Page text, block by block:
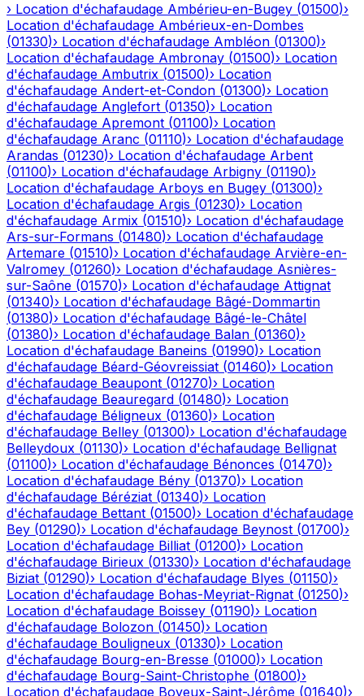
› Location d'échafaudage Ambérieu-en-Bugey (01500)›
Location d'échafaudage Ambérieux-en-Dombes
(01330)› Location d'échafaudage Ambléon (01300)›
Location d'échafaudage Ambronay (01500)› Location
d'échafaudage Ambutrix (01500)› Location
d'échafaudage Andert-et-Condon (01300)› Location
d'échafaudage Anglefort (01350)› Location
d'échafaudage Apremont (01100)› Location
d'échafaudage Aranc (01110)› Location d'échafaudage
Arandas (01230)› Location d'échafaudage Arbent
(01100)› Location d'échafaudage Arbigny (01190)›
Location d'échafaudage Arboys en Bugey (01300)›
Location d'échafaudage Argis (01230)› Location
d'échafaudage Armix (01510)› Location d'échafaudage
Ars-sur-Formans (01480)› Location d'échafaudage
Artemare (01510)› Location d'échafaudage Arvière-en-
Valromey (01260)› Location d'échafaudage Asnières-
sur-Saône (01570)› Location d'échafaudage Attignat
(01340)› Location d'échafaudage Bâgé-Dommartin
(01380)› Location d'échafaudage Bâgé-le-Châtel
(01380)› Location d'échafaudage Balan (01360)›
Location d'échafaudage Baneins (01990)› Location
d'échafaudage Béard-Géovreissiat (01460)› Location
d'échafaudage Beaupont (01270)› Location
d'échafaudage Beauregard (01480)› Location
d'échafaudage Béligneux (01360)› Location
d'échafaudage Belley (01300)› Location d'échafaudage
Belleydoux (01130)› Location d'échafaudage Bellignat
(01100)› Location d'échafaudage Bénonces (01470)›
Location d'échafaudage Bény (01370)› Location
d'échafaudage Béréziat (01340)› Location
d'échafaudage Bettant (01500)› Location d'échafaudage
Bey (01290)› Location d'échafaudage Beynost (01700)›
Location d'échafaudage Billiat (01200)› Location
d'échafaudage Birieux (01330)› Location d'échafaudage
Biziat (01290)› Location d'échafaudage Blyes (01150)›
Location d'échafaudage Bohas-Meyriat-Rignat (01250)›
Location d'échafaudage Boissey (01190)› Location
d'échafaudage Bolozon (01450)› Location
d'échafaudage Bouligneux (01330)› Location
d'échafaudage Bourg-en-Bresse (01000)› Location
d'échafaudage Bourg-Saint-Christophe (01800)›
Location d'échafaudage Boyeux-Saint-Jérôme (01640)›